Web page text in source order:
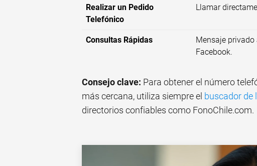
Realizar un Pedido
Telefónico
Llamar
Consultas Rápidas
Mensaje
Facebook.
Consejo clave: Para obtener el número
más cercana, utiliza siempre el buscador de
directorios confiables como FonoChile.com.